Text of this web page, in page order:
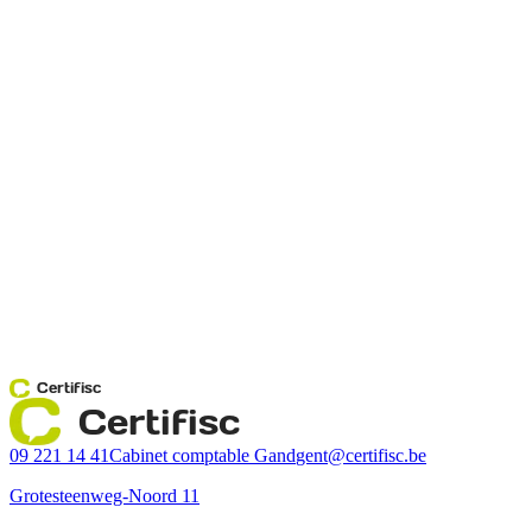
Certifisc
Certifisc
09 221 14 41Cabinet comptable Gandgent@certifisc.be
Grotesteenweg-Noord 11